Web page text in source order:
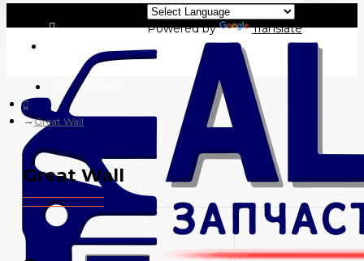
Powered by Translate
Регистрация
Great Wall
Great Wall